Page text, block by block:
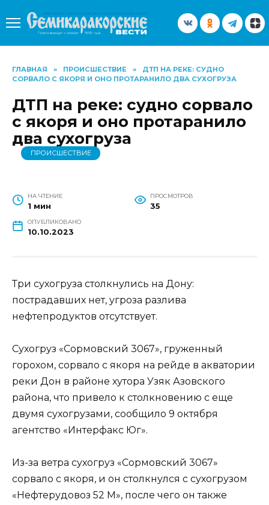
содержанию
ГЛАВНАЯ » ПРОИСШЕСТВИЕ »
ДТП НА РЕКЕ: СУДНО
СОРВАЛО С ЯКОРЯ И ОНО ПРОТАРАНИЛО ДВА СУХОГРУЗА
ДТП на реке: судно сорвало
с якоря и оно протаранило
два сухогруза
ПРОИСШЕСТВИЕ
НА ЧТЕНИЕ
1 мин
ПРОСМОТРОВ
35
ОПУБЛИКОВАНО
10.10.2023
Три сухогруза столкнулись на Дону:
пострадавших нет, угроза разлива
нефтепродуктов отсутствует.
Сухогруз «Сормовский 3067», груженный
горохом, сорвало с якоря на рейде в акватории
реки Дон в районе хутора Узяк Азовского
района, что привело к столкновению с еще
двумя сухогрузами, сообщило 9 октября
агентство «Интерфакс Юг».
Из-за ветра сухогруз «Сормовский 3067»
сорвало с якоря, и он столкнулся с сухогрузом
«Нефтерудовоз 52 М», после чего он также